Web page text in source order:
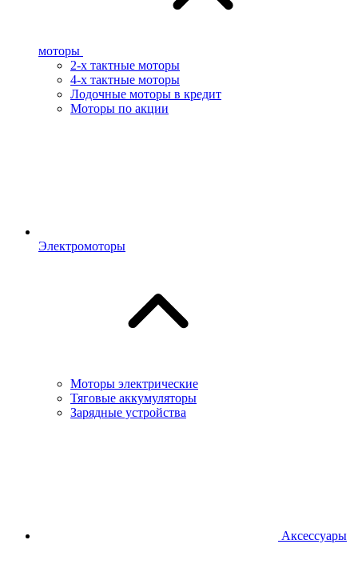
моторы
2-х тактные моторы
4-х тактные моторы
Лодочные моторы в кредит
Моторы по акции
Электромоторы
Моторы электрические
Тяговые аккумуляторы
Зарядные устройства
Аксессуары